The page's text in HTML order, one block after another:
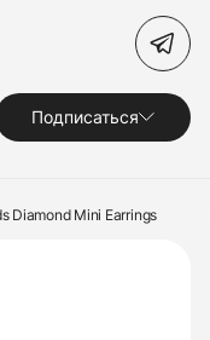
Подписаться
Diamond Mini Earrings